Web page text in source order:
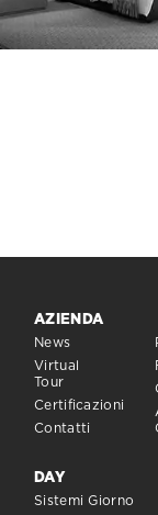
AZIENDA
News
Virtual
Tour
Certificazioni
Contatti
DAY
Sistemi Giorno